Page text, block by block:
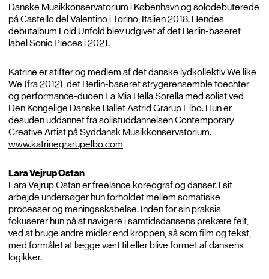
Danske Musikkonservatorium i København og solodebuterede
på Castello del Valentino i Torino, Italien 2018. Hendes
debutalbum Fold Unfold blev udgivet af det Berlin-baseret
label Sonic Pieces i 2021.
Katrine er stifter og medlem af det danske lydkollektiv We like
We (fra 2012), det Berlin-baseret strygerensemble toechter
og performance-duoen La Mia Bella Sorella med solist ved
Den Kongelige Danske Ballet Astrid Grarup Elbo. Hun er
desuden uddannet fra solistuddannelsen Contemporary
Creative Artist på Syddansk Musikkonservatorium.
www.katrinegrarupelbo.com
Lara Vejrup Ostan
Lara Vejrup Ostan er freelance koreograf og danser. I sit
arbejde undersøger hun forholdet mellem somatiske
processer og meningsskabelse. Inden for sin praksis
fokuserer hun på at navigere i samtidsdansens prekære felt,
ved at bruge andre midler end kroppen, så som film og tekst,
med formålet at lægge vært til eller blive formet af dansens
logikker.